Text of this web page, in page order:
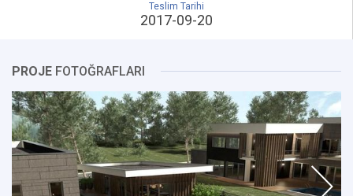
Teslim Tarihi
2017-09-20
PROJE FOTOĞRAFLARI